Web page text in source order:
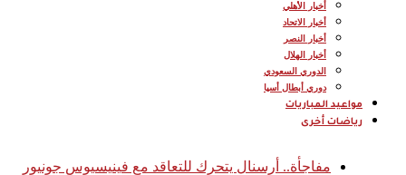
أخبار الأهلي
أخبار الاتحاد
أخبار النصر
أخبار الهلال
الدوري السعودي
دوري أبطال أسيا
مواعيد المباريات
رياضات أخرى
أخبار عاجلة مفاجأة.. أرسنال يتحرك للتعاقد مع فينيسيوس جونيور